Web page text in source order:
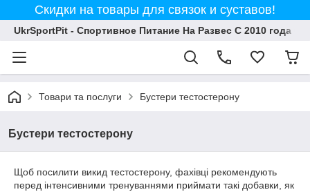
Скидки на товары для связок и суставов!
UkrSportPit - Спортивное Питание На Развес С 2010 года
Товари та послуги Бустери тестостерону
Бустери тестостерону
Щоб посилити викид тестостерону, фахівці рекомендують
перед інтенсивними тренуваннями приймати такі добавки, як